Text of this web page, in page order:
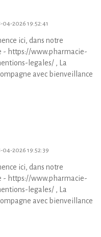
2026 19:52:41
ici, dans notre
- https://www.pharmacie-
legales/ , La
avec bienveillance
2026 19:52:39
ici, dans notre
- https://www.pharmacie-
legales/ , La
avec bienveillance